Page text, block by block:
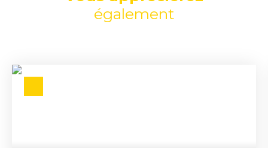
également